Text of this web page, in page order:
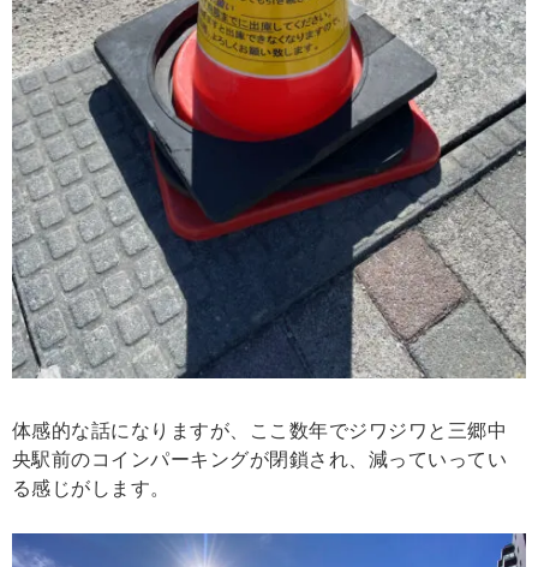
体感的な話になりますが、ここ数年でジワジワと三郷中
央駅前のコインパーキングが閉鎖され、減っていってい
る感じがします。